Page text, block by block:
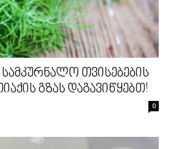
სამკურნალო თვისებების
გზას დაგავიწყებთ!
0